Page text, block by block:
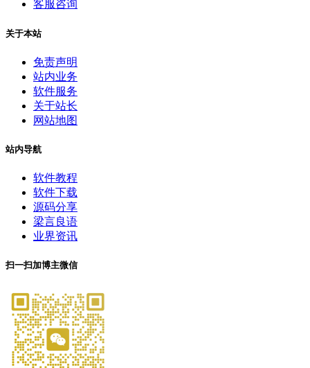
客服咨询
关于本站
免责声明
站内业务
软件服务
关于站长
网站地图
站内导航
软件教程
软件下载
源码分享
梁言良语
业界资讯
扫一扫加博主微信